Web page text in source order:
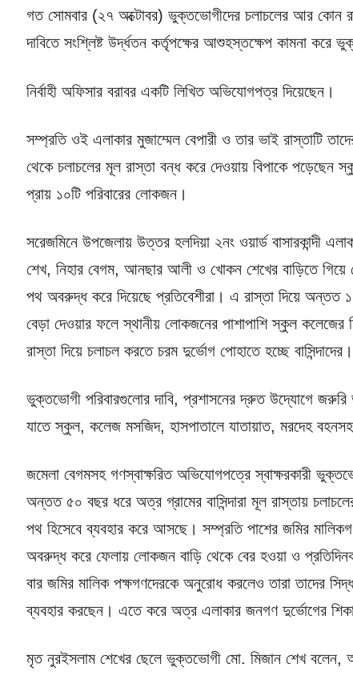
গত সোমবার (২৭ অক্টোবর) ভুক্তভোগীদের চলাচলের আর কোন
দাবিতে সংশ্লিষ্ট উর্দ্ধতন কর্তৃপক্ষের আশুহস্তক্ষেপ কামনা করে
নির্বাহী অফিসার বরাবর একটি লিখিত অভিযোগপত্র দিয়েছেন।
সম্প্রতি ওই এলাকার মুজাম্মেল বেপারী ও তার ভাই রাস্তাটি
থেকে চলাচলের মূল রাস্তা বন্ধ করে দেওয়ায় বিপাকে পড়েছেন
প্রায় ১০টি পরিবারের লোকজন।
সরেজমিনে উপজেলায় উত্তর হলদিয়া ২নং ওয়ার্ড বাসারকান্দী
শেখ, নিহার বেগম, আনছার আলী ও খোকন শেখের বাড়িতে গিয়ে
পথ অবরুদ্ধ করে দিয়েছে প্রতিবেশীরা। এ রাস্তা দিয়ে অন্তত
বেড়া দেওয়ার ফলে স্থানীয় লোকজনের পাশাপাশি স্কুল কলেজের
রাস্তা দিয়ে চলাচল করতে চরম দুর্ভোগ পোহাতে হচ্ছে বাসিন্দাদের।
ভুক্তভোগী পরিবারগুলোর দাবি, প্রশাসনের দ্রুত উদ্যোগে জরুরি
যাতে স্কুল, কলেজ মসজিদ, হাসপাতালে যাতায়াত, মরদেহ
জমেলা বেগমসহ গণস্বাক্ষরিত অভিযোগপত্রে স্বাক্ষরকারী
অন্তত ৫০ বছর ধরে অত্র গ্রামের বাসিন্দারা মূল রাস্তায়
পথ হিসেবে ব্যবহার করে আসছে। সম্প্রতি পাশের জমির
অবরুদ্ধ করে ফেলায় লোকজন বাড়ি থেকে বের হওয়া ও
বার জমির মালিক পক্ষগণদেরকে অনুরোধ করলেও তারা তাদের
ব্যবহার করছেন। এতে করে অত্র এলাকার জনগণ দুর্ভোগের
মৃত নুরইসলাম শেখের ছেলে ভুক্তভোগী মো. মিজান শেখ বলেন,